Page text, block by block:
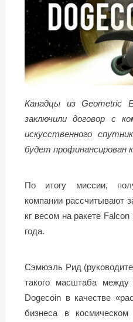
Канадцы из Geometric
заключили договор с
искусственного
будет профинансирован
По итогу миссии,
компании рассчитывают
кг весом на ракете
года.
Сэмюэль Рид
такого масштаба
Dogecoin в качестве
бизнеса в